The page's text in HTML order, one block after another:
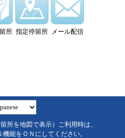
所 指定停留所 メール配信
所を地図で表示）ご利用時は、
能をＯＮにしてください。